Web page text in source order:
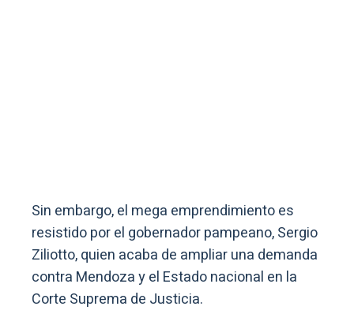
Sin embargo, el mega emprendimiento es
resistido por el gobernador pampeano, Sergio
Ziliotto, quien acaba de ampliar una demanda
contra Mendoza y el Estado nacional en la
Corte Suprema de Justicia.